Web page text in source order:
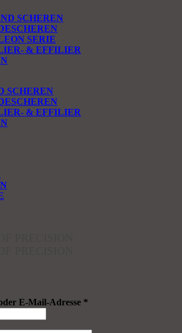
SCHEREN
SERIE
& EFFILIER
SCHEREN
& EFFILIER
PRECISION
PRECISION
E-Mail-Adresse *Erforderlich